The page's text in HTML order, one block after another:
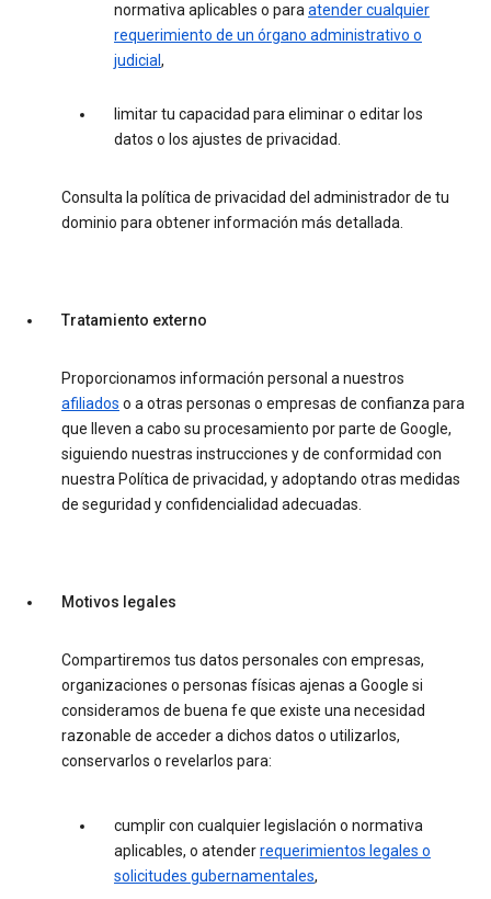
normativa aplicables o paraatender cualquier
requerimiento de un órgano administrativo o
judicial,
limitar tu capacidad para eliminar o editar los
datos o los ajustes de privacidad.
Consulta la política de privacidad del administrador de tu
dominio para obtener información más detallada.
Tratamiento externo
Proporcionamos información personal a nuestros
afiliados o a otras personas o empresas de confianza para
que lleven a cabo su procesamiento por parte de Google,
siguiendo nuestras instrucciones y de conformidad con
nuestra Política de privacidad, y adoptando otras medidas
de seguridad y confidencialidad adecuadas.
Motivos legales
Compartiremos tus datos personales con empresas,
organizaciones o personas físicas ajenas a Google si
consideramos de buena fe que existe una necesidad
razonable de acceder a dichos datos o utilizarlos,
conservarlos o revelarlos para:
cumplir con cualquier legislación o normativa
aplicables, o atenderrequerimientos legales o
solicitudes gubernamentales,